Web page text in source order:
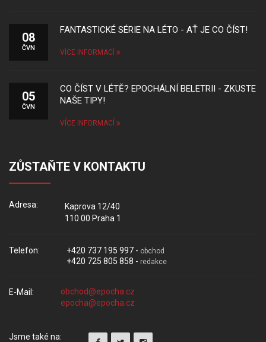
08
ČVN
FANTASTICKÉ SÉRIE NA LÉTO - AŤ JE CO ČÍST!
VÍCE INFORMACÍ
05
ČVN
CO ČÍST V LÉTĚ? EPOCHÁLNÍ BELETRII - ZKUSTE
NAŠE TIPY!
VÍCE INFORMACÍ
ZŮSTAŇTE V KONTAKTU
Adresa:
Kaprova 12/40
110 00 Praha 1
Telefon: +420 737 195 997 - obchod
+420 725 805 858 - redakce
E-Mail:
Jsme také na: